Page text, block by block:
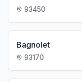
93450
Bagnolet
93170